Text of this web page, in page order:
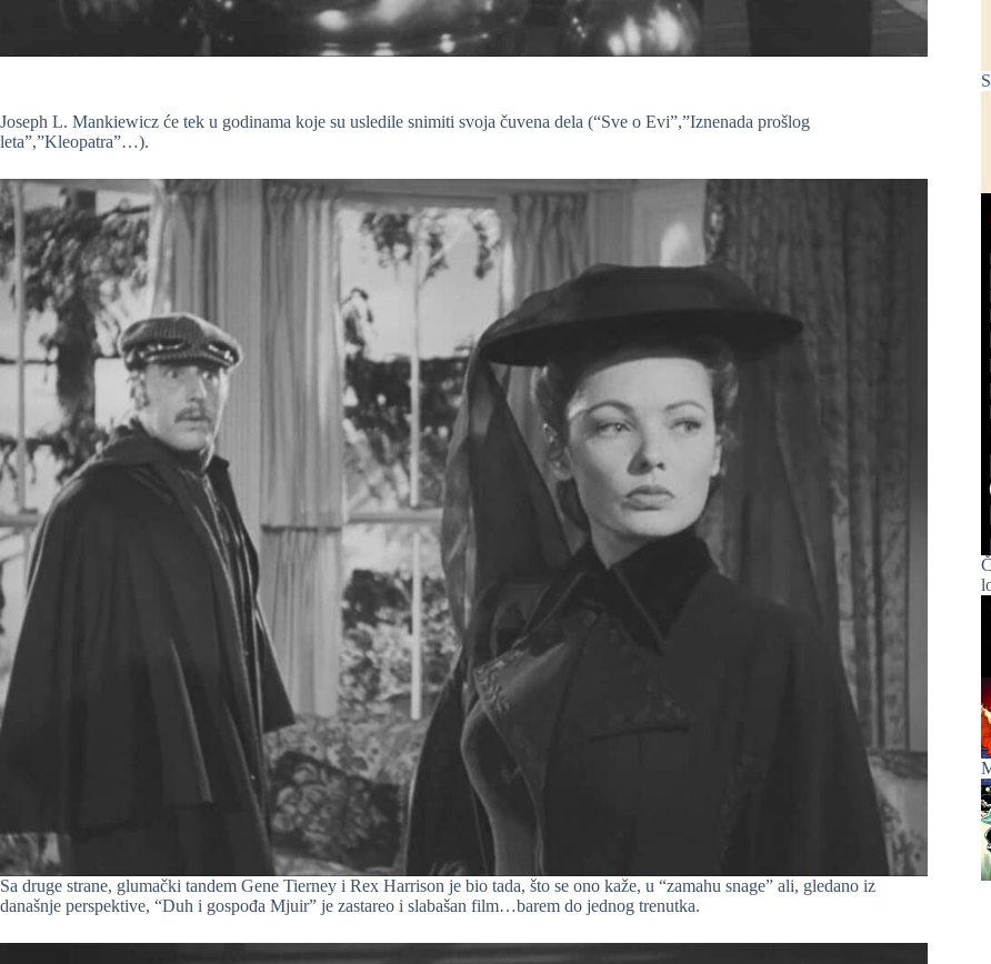
Joseph L. Mankiewicz će tek u godinama koje su usledile snimiti svoja čuvena dela (“Sve o Evi”,”Iznenada prošlog
leta”,”Kleopatra”…).
Sa druge strane, glumački tandem Gene Tierney i Rex Harrison je bio tada, što se ono kaže, u “zamahu snage” ali, gledano iz
današnje perspektive, “Duh i gospođa Mjuir” je zastareo i slabašan film…barem do jednog trenutka.